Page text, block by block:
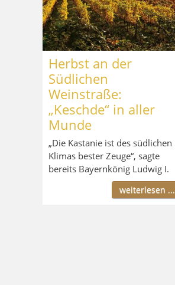
Herbst an der
Südlichen
Weinstraße:
„Keschde“ in aller
Munde
„Die Kastanie ist des südlichen
Klimas bester Zeuge“, sagte
bereits Bayernkönig Ludwig I.
weiterlesen ...